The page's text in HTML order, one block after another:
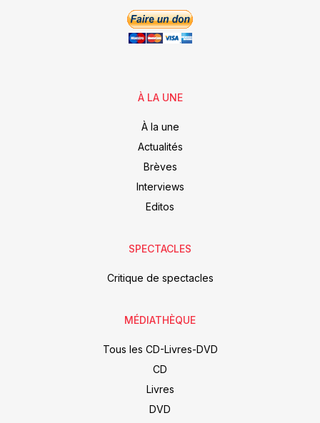
À LA UNE
À la une
Actualités
Brèves
Interviews
Editos
SPECTACLES
Critique de spectacles
MÉDIATHÈQUE
Tous les CD-Livres-DVD
CD
Livres
DVD